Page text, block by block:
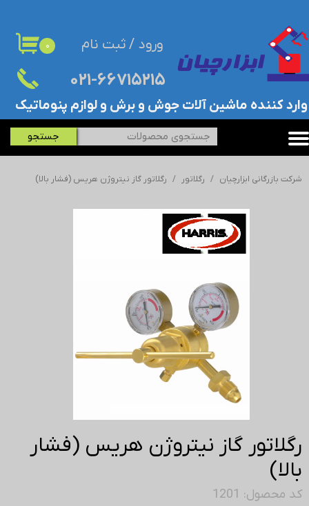
۰۲۱-۶۶۷۱۵۲۱۵​​​​​​​
جستجو
۰
​وارد کننده ماشین آلات جوش و برش و لوازم پنوماتیک
ورود / ثبت نام
حساب کاربری من
تغییر گذر واژه
خروج از حساب کاربری
شرکت بازرگانی ابزارچیان رگلاتور رگلاتور گاز نیتروژن هریس (فشار بالا)
رگلاتور گاز نیتروژن هریس (فشار
بالا)
کد محصول: 1201